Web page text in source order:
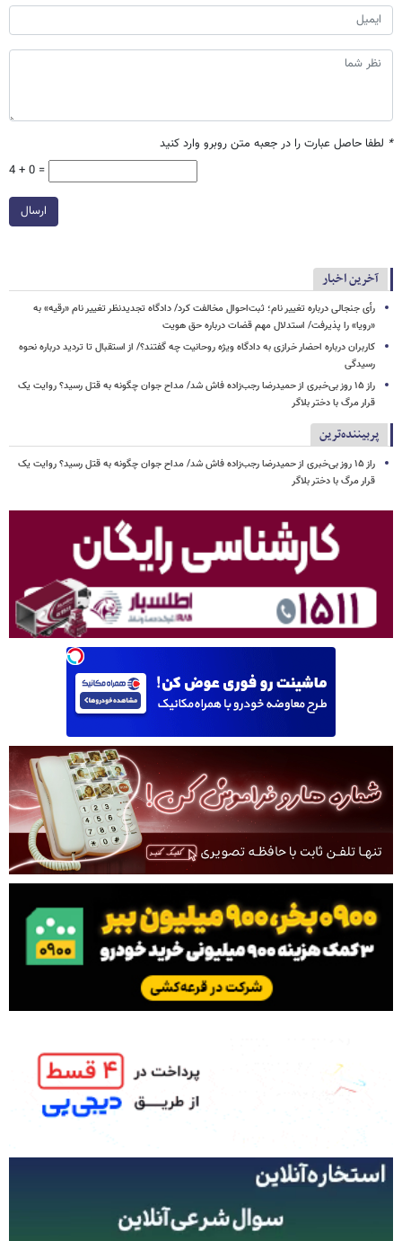
* لطفا حاصل عبارت را در جعبه متن روبرو وارد کنید
4 + 0 =
ارسال
آخرین اخبار
رأی جنجالی درباره تغییر نام؛ ثبت‌احوال مخالفت کرد/ دادگاه تجدیدنظر تغییر نام «رقیه» به
«رویا» را پذیرفت/ استدلال مهم قضات درباره حق هویت
کاربران درباره احضار خرازی به دادگاه ویژه روحانیت چه گفتند؟/ از استقبال تا تردید درباره نحوه
رسیدگی
راز ۱۵ روز بی‌خبری از حمیدرضا رجب‌زاده فاش شد/ مداح جوان چگونه به قتل رسید؟ روایت یک
قرار مرگ با دختر بلاگر
پربیننده‌ترین
راز ۱۵ روز بی‌خبری از حمیدرضا رجب‌زاده فاش شد/ مداح جوان چگونه به قتل رسید؟ روایت یک
قرار مرگ با دختر بلاگر